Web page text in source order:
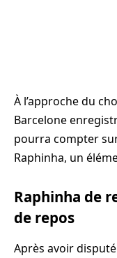
À l’approche du
Barcelone
pourra compter
Raphinha, un
Raphinha de
de repos
Après avoir